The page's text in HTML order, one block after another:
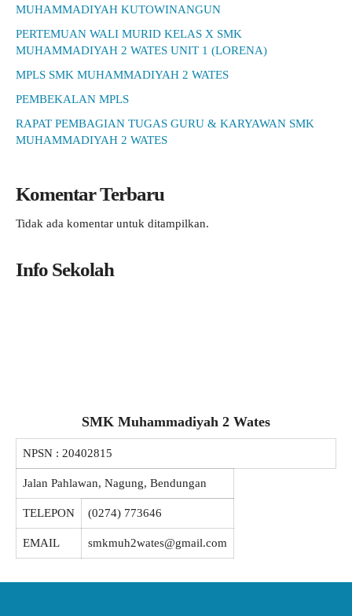
MUHAMMADIYAH KUTOWINANGUN
PERTEMUAN WALI MURID KELAS X SMK
MUHAMMADIYAH 2 WATES UNIT 1 (LORENA)
MPLS SMK MUHAMMADIYAH 2 WATES
PEMBEKALAN MPLS
RAPAT PEMBAGIAN TUGAS GURU & KARYAWAN SMK
MUHAMMADIYAH 2 WATES
Komentar Terbaru
Tidak ada komentar untuk ditampilkan.
Info Sekolah
SMK Muhammadiyah 2 Wates
NPSN : 20402815
Jalan Pahlawan, Nagung, Bendungan
TELEPON (0274) 773646
EMAIL smkmuh2wates@gmail.com